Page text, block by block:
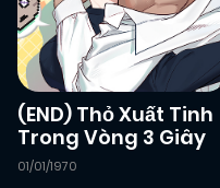
Chapter 10 (VIP) 24/01/2026
Chapter 9 24/01/2026
(END) Thỏ Xuất Tinh
Trong Vòng 3 Giây
01/01/1970